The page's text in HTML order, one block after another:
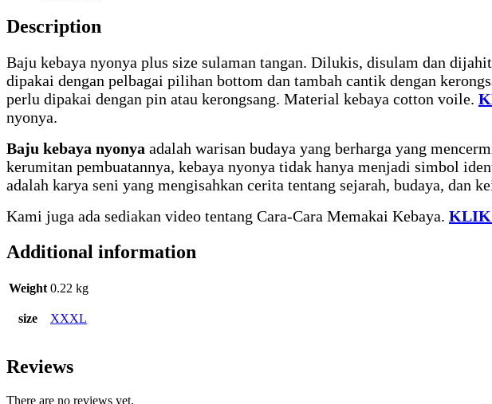
Description
Baju kebaya nyonya plus size sulaman tangan. Dilukis, disulam dan
dipakai dengan pelbagai pilihan bottom dan tambah cantik dengan
perlu dipakai dengan pin atau kerongsang. Material kebaya cotton voile.
nyonya.
Baju kebaya nyonya adalah warisan budaya yang berharga yang
kerumitan pembuatannya, kebaya nyonya tidak hanya menjadi simbol
adalah karya seni yang mengisahkan cerita tentang sejarah, budaya, dan
Kami juga ada sediakan video tentang Cara-Cara Memakai Kebaya. KLIK
Additional information
Weight 0.22 kg
size XXXL
Reviews
There are no reviews yet.